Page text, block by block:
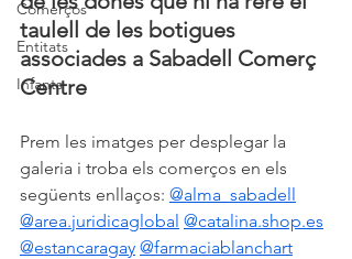
Comerços
Entitats
Infants
taulell de les botigues
associades a Sabadell Comerç
Centre
Prem les imatges per desplegar la
galeria i troba els comerços en els
següents enllaços: @alma_sabadell
@area.juridicaglobal @catalina.shop.es
@estancaragay @farmaciablanchart